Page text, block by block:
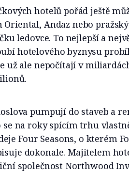
hotelů pořád ještě
Andaz nebo
ledovce. To nejlepší a
hotelového byznysu
už ale nepočítají v
pumpují do staveb a
se na roky spícím trhu
Four Seasons, o kterém
dokonale. Majitelem
společnost Northwood